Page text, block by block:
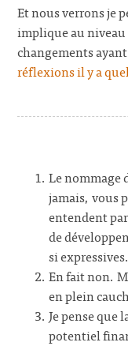
Et nous verrons je
implique au niveau
changements
réflexions il y a
Le nommage
jamais, vous
entendent
de
si expressives.
En fait non.
en plein
Je pense que
potentiel